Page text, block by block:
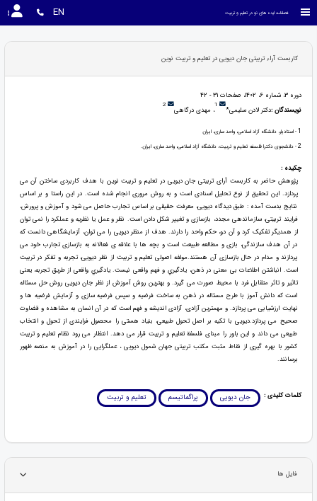
فصلنامه ایده های نو در تعلیم و تربیت EN
کاربست آراء تربیتی جان دیویی در تعلیم و تربیت نوین
دوره 3، شماره 6، 1402، صفحات 31 - 42
نویسندگان :دکتر لادن سلیمی* 1، مهدی درگاهی 2
1- استادیار، دانشگاه آزاد اسلامی، واحد ساری، ایران
2- دانشجوی دکترا فلسفه تعلیم و تربیت، دانشگاه آزاد اسلامی، واحد ساری، ایران.
چکیده :
پژوهش حاضر به کاربست آرای تربیتی جان دیویی در تعلیم و تربیت نوین با هدف کاربردی ساختن آن می
پردازد. این تحقیق از نوع تحلیل اسنادی است و به روش مروری انجام شده است. در این راستا و بر اساس
نتایج بدست آمده : طبق دیدگاه دیویی، معرفت حقیقی بر اساس تجارب حاصل می شود و آموزش و پرورش،
فرایند تربیتی، سازماندهی مجدد، بازسازی و تغییر شکل دادن است. نظر و عمل یا نظریه و عملکرد را نمی توان
از همدیگر تفکیک کرد و آن دو، حکم واحد را دارند. هدف از منظر دیویی را می توان، آزمایشگاهی دانست که
در آن هدف سازندگی، بازی و مطالعه طبیعت است و بچه ها با علاقه ی فعالانه به بازسازی تجارب خود می
پردازند و مدام در حال بازسازی آن هستند.مولفه اصولی تعلیم و تربیت از نظر دیویی، تجربه و تفکر در تربیت
است. انباشتن اطلاعات بی معنی در ذهن، یادگیري و فهم واقعی نیست. یادگیري واقعی از طریق تجربه، یعنی
تاثیر و تاثر متقابل فرد با محیط صورت می گیرد. و بهترین روش آموزش از نظر جان دیویی روش حل مسئاله
است که دانش آموز با طرح مسئاله در ذهن به ساخت فرضیه و سپس فرضیه سازی و آزمایش فرضیه ها و
نهایت ارزشیابی می پردازد. و مهمترین آزادی، آزادی اندیشه و فهم است که در آن انسان به مشاهده و قضاوت
صحیح می پردازد.دیویی با تکیه بر اصل تحول طبیعی، بنیاد هستی را محصول فرایندی از تحول و انتخاب
طبیعی می داند و این باور را مبنای فلسفة تعلیم و تربیت قرار می دهد. انتظار می رود نظام تعلیم و تربیت
کشور با بهره گیری از نقاط مثبت مکتب تربیتی جهان شمول دیویی ، عملگرایی را در آموزش به منصه ظهور
برسانند.
کلمات کلیدی : جان دیویی پراگماتیسم تعلیم و تربیت
فایل ها